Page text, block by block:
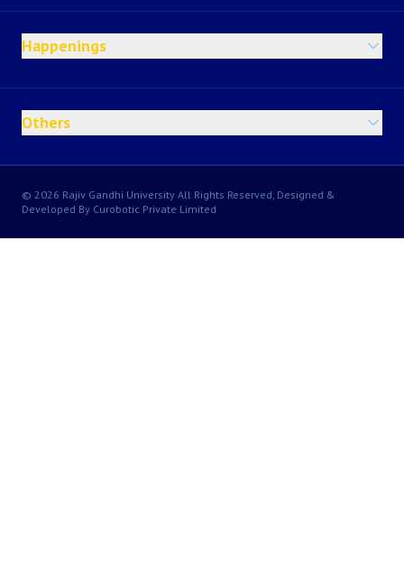
Happenings
Others
© 2026 Rajiv Gandhi University All Rights Reserved, Designed &
Developed By Curobotic Private Limited